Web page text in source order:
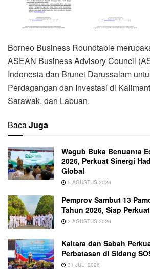
Borneo Business Roundtable
ASEAN Business Advisory Council
Indonesia dan Brunei Darussalam
Perdagangan dan Investasi di
Sarawak, dan Labuan.
BacaJuga
Wagub Buka Benuanta
2026, Perkuat Sinergi
Global
5 AGUSTUS 2026
Pemprov Sambut 13
Tahun 2026, Siap
2 AGUSTUS 2026
Kaltara dan Sabah
Perbatasan di Sidang
31 JULI 2026